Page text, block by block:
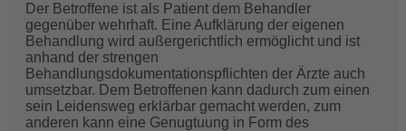
Der Betroffene ist als Patient dem Behandler
gegenüber wehrhaft. Eine Aufklärung der eigenen
Behandlung wird außergerichtlich ermöglicht und ist
anhand der strengen
Behandlungsdokumentationspflichten der Ärzte auch
umsetzbar. Dem Betroffenen kann dadurch zum einen
sein Leidensweg erklärbar gemacht werden, zum
anderen kann eine Genugtuung in Form des